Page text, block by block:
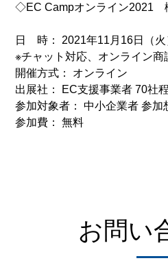
◇EC Campオンライン2021
日 時： 2021年11月16日（火
※チャット対応、オンライン商
開催方式： オンライン
出展社： EC支援事業者 70社
参加対象者： 中小企業者 参加
参加費： 無料
お問い